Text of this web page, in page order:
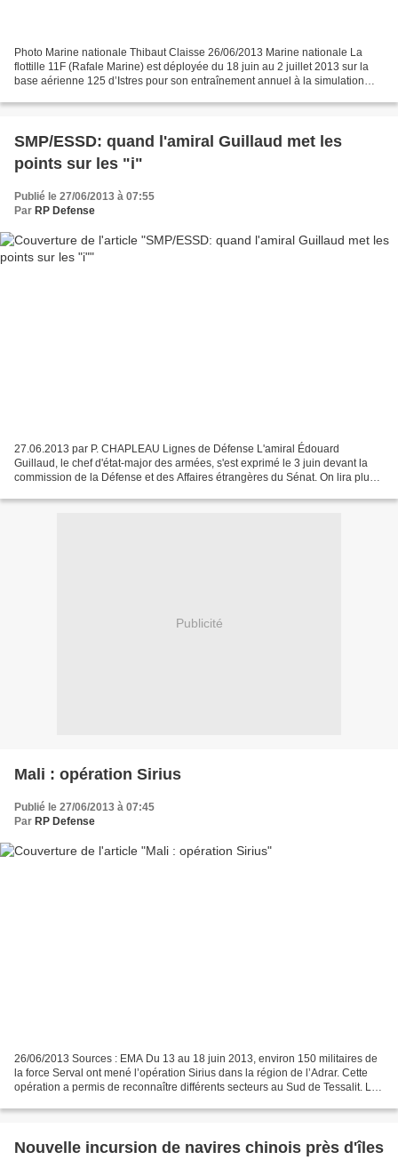
Photo Marine nationale Thibaut Claisse 26/06/2013 Marine nationale La
flottille 11F (Rafale Marine) est déployée du 18 juin au 2 juillet 2013 sur la
base aérienne 125 d’Istres pour son entraînement annuel à la simulation
SMP/ESSD: quand l'amiral Guillaud met les
points sur les "i"
Publié le 27/06/2013 à 07:55
Par RP Defense
27.06.2013 par P. CHAPLEAU Lignes de Défense L'amiral Édouard
Guillaud, le chef d'état-major des armées, s'est exprimé le 3 juin devant la
commission de la Défense et des Affaires étrangères du Sénat. On lira plus
Publicité
Mali : opération Sirius
Publié le 27/06/2013 à 07:45
Par RP Defense
26/06/2013 Sources : EMA Du 13 au 18 juin 2013, environ 150 militaires de
la force Serval ont mené l’opération Sirius dans la région de l’Adrar. Cette
opération a permis de reconnaître différents secteurs au Sud de Tessalit. Le
Nouvelle incursion de navires chinois près d'îles